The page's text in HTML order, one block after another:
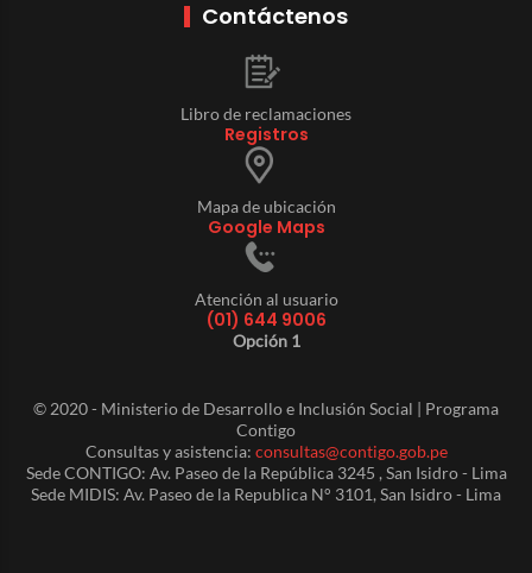
Contáctenos
Libro de reclamaciones
Registros
Mapa de ubicación
Google Maps
Atención al usuario
(01) 644 9006
Opción 1
© 2020 - Ministerio de Desarrollo e Inclusión Social | Programa
Contigo
Consultas y asistencia: consultas@contigo.gob.pe
Sede CONTIGO: Av. Paseo de la República 3245 , San Isidro - Lima
Sede MIDIS: Av. Paseo de la Republica N° 3101, San Isidro - Lima